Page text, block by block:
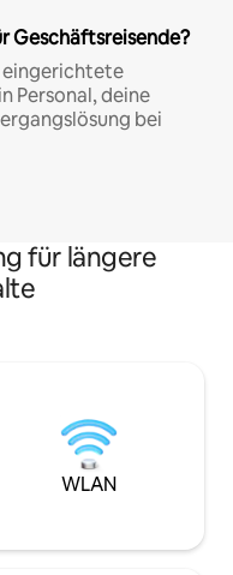
Geschäftsreisende?
Personal, deine
bei
für längere
WLAN